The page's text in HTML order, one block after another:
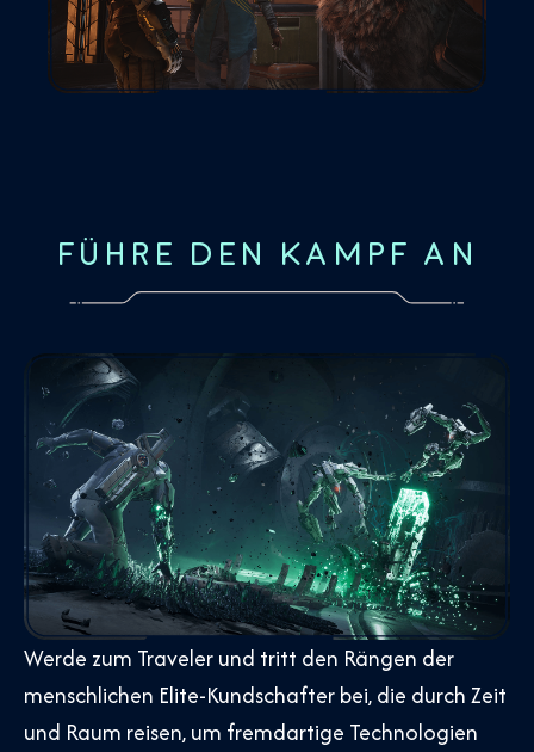
FÜHRE DEN KAMPF AN
Werde zum Traveler und tritt den Rängen der
menschlichen Elite-Kundschafter bei, die durch Zeit
und Raum reisen, um fremdartige Technologien